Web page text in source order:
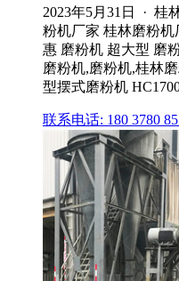
2023年5月31日 · 桂
粉机厂家 桂林磨粉
惠 磨粉机 超大型 磨
磨粉机,磨粉机,桂林
型摆式磨粉机
联系电话: 180 3780